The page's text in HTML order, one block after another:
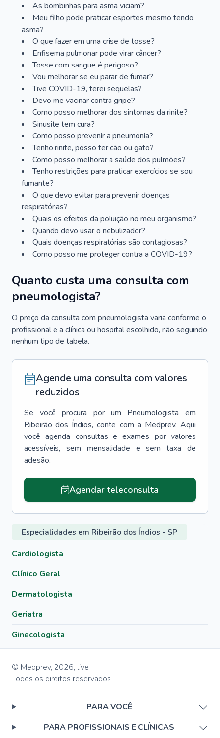
As bombinhas para asma viciam?
Meu filho pode praticar esportes mesmo tendo
asma?
O que fazer em uma crise de tosse?
Enfisema pulmonar pode virar câncer?
Tosse com sangue é perigoso?
Vou melhorar se eu parar de fumar?
Tive COVID-19, terei sequelas?
Devo me vacinar contra gripe?
Como posso melhorar dos sintomas da rinite?
Sinusite tem cura?
Como posso prevenir a pneumonia?
Tenho rinite, posso ter cão ou gato?
Como posso melhorar a saúde dos pulmões?
Tenho restrições para praticar exercícios se sou
fumante?
O que devo evitar para prevenir doenças
respiratórias?
Quais os efeitos da poluição no meu organismo?
Quando devo usar o nebulizador?
Quais doenças respiratórias são contagiosas?
Como posso me proteger contra a COVID-19?
Quanto custa uma consulta com
pneumologista?
O preço da consulta com pneumologista varia conforme o
profissional e a clínica ou hospital escolhido, não seguindo
nenhum tipo de tabela.
Agende uma consulta com valores
reduzidos
Se você procura por um Pneumologista
em
Ribeirão dos Índios, conte com a Medprev. Aqui
você agenda consultas e exames por valores
acessíveis, sem mensalidade e sem taxa de
adesão.
Agendar teleconsulta
Especialidades em Ribeirão dos Índios - SP
Cardiologista
Clínico Geral
Dermatologista
Geriatra
Ginecologista
© Medprev, 2026, live
Todos os direitos reservados
PARA VOCÊ
PARA PROFISSIONAIS E CLÍNICAS